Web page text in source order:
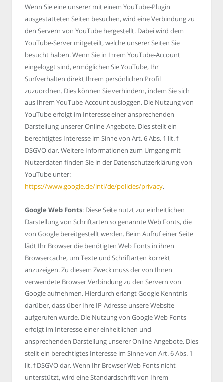
Wenn Sie eine unserer mit einem YouTube-Plugin
ausgestatteten Seiten besuchen, wird eine Verbindung zu
den Servern von YouTube hergestellt. Dabei wird dem
YouTube-Server mitgeteilt, welche unserer Seiten Sie
besucht haben. Wenn Sie in Ihrem YouTube-Account
eingeloggt sind, ermöglichen Sie YouTube, Ihr
Surfverhalten direkt Ihrem persönlichen Profil
zuzuordnen. Dies können Sie verhindern, indem Sie sich
aus Ihrem YouTube-Account ausloggen. Die Nutzung von
YouTube erfolgt im Interesse einer ansprechenden
Darstellung unserer Online-Angebote. Dies stellt ein
berechtigtes Interesse im Sinne von Art. 6 Abs. 1 lit. f
DSGVO dar. Weitere Informationen zum Umgang mit
Nutzerdaten finden Sie in der Datenschutzerklärung von
YouTube unter:
https://www.google.de/intl/de/policies/privacy.
Google Web Fonts: Diese Seite nutzt zur einheitlichen
Darstellung von Schriftarten so genannte Web Fonts, die
von Google bereitgestellt werden. Beim Aufruf einer Seite
lädt Ihr Browser die benötigten Web Fonts in ihren
Browsercache, um Texte und Schriftarten korrekt
anzuzeigen. Zu diesem Zweck muss der von Ihnen
verwendete Browser Verbindung zu den Servern von
Google aufnehmen. Hierdurch erlangt Google Kenntnis
darüber, dass über Ihre IP-Adresse unsere Website
aufgerufen wurde. Die Nutzung von Google Web Fonts
erfolgt im Interesse einer einheitlichen und
ansprechenden Darstellung unserer Online-Angebote. Dies
stellt ein berechtigtes Interesse im Sinne von Art. 6 Abs. 1
lit. f DSGVO dar. Wenn Ihr Browser Web Fonts nicht
unterstützt, wird eine Standardschrift von Ihrem